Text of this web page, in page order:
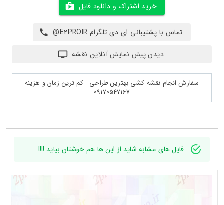
خرید اشتراک و دانلود فایل
تماس با پشتیبانی ای دی تلگرام E2PROIR@
دیدن پیش نمایش آنلاین نقشه
سفارش انجام نقشه کشی بهترین طراحی - کم ترین زمان و هزینه
09170547167
فایل های مشابه شاید از این ها هم خوشتان بیاید !!!!